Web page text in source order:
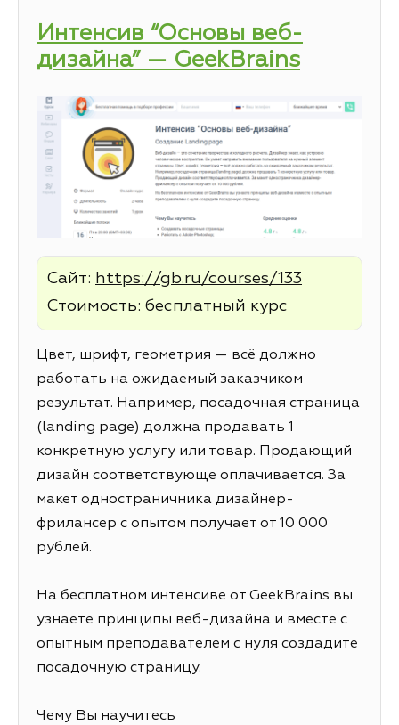
Интенсив “Основы веб-
дизайна” — GeekBrains
Сайт: https://gb.ru/courses/133
Стоимость: бесплатный курс
Цвет, шрифт, геометрия — всё должно
работать на ожидаемый заказчиком
результат. Например, посадочная страница
(landing page) должна продавать 1
конкретную услугу или товар. Продающий
дизайн соответствующе оплачивается. За
макет одностраничника дизайнер-
фрилансер с опытом получает от 10 000
рублей.
На бесплатном интенсиве от GeekBrains вы
узнаете принципы веб-дизайна и вместе с
опытным преподавателем с нуля создадите
посадочную страницу.
Чему Вы научитесь